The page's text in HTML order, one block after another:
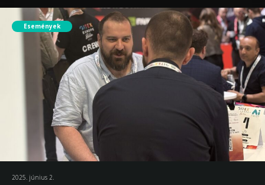
Események
2025. június 2.